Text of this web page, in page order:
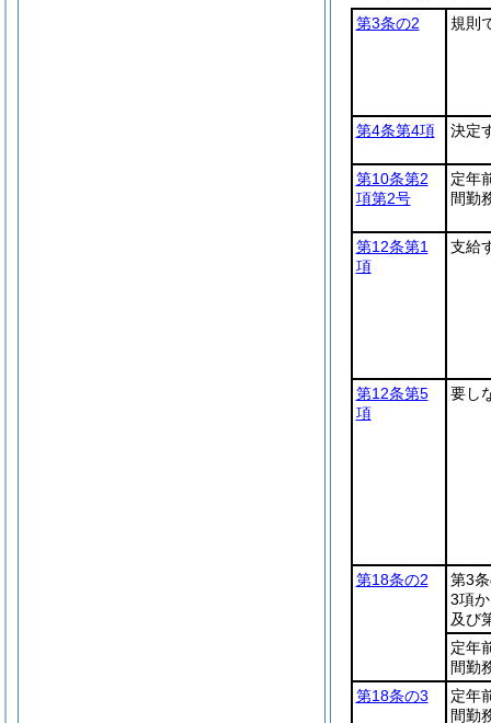
第3条の2 規則
第4条第4項 決定
第10条第2
項第2号
定年
間勤
第12条第1
項
支給
第12条第5
項
要し
第18条の2
第3
3項
及び
定年
間勤
第18条の3
定年
間勤